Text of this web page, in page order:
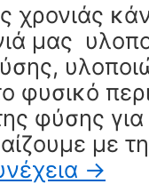
χρονιάς
μας
φυσικό
φύσης
με
→